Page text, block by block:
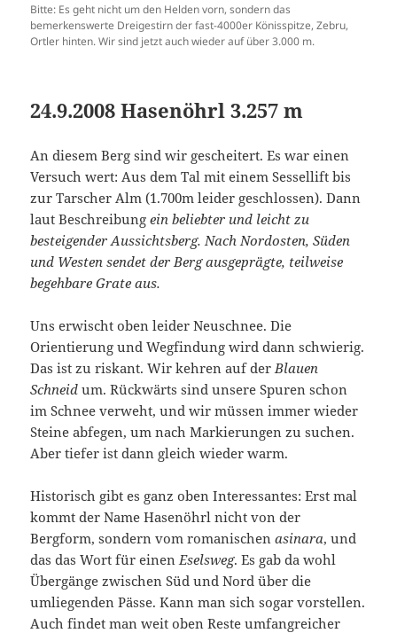
Bitte: Es geht nicht um den Helden vorn, sondern das
bemerkenswerte Dreigestirn der fast-4000er Könisspitze, Zebru,
Ortler hinten. Wir sind jetzt auch wieder auf über 3.000 m.
24.9.2008 Hasenöhrl 3.257 m
An diesem Berg sind wir gescheitert. Es war einen
Versuch wert: Aus dem Tal mit einem Sessellift bis
zur Tarscher Alm (1.700m leider geschlossen). Dann
laut Beschreibungein beliebter und leicht zu
besteigender Aussichtsberg. Nach Nordosten, Süden
und Westen sendet der Berg ausgeprägte, teilweise
begehbare Grate aus.
Uns erwischt oben leider Neuschnee. Die
Orientierung und Wegfindung wird dann schwierig.
Das ist zu riskant. Wir kehren auf der Blauen
Schneid um. Rückwärts sind unsere Spuren schon
im Schnee verweht, und wir müssen immer wieder
Steine abfegen, um nach Markierungen zu suchen.
Aber tiefer ist dann gleich wieder warm.
Historisch gibt es ganz oben Interessantes: Erst mal
kommt der Name Hasenöhrl nicht von der
Bergform, sondern vom romanischenasinara, und
das das Wort für einen Eselsweg. Es gab da wohl
Übergänge zwischen Süd und Nord über die
umliegenden Pässe. Kann man sich sogar vorstellen.
Auch findet man weit oben Reste umfangreicher